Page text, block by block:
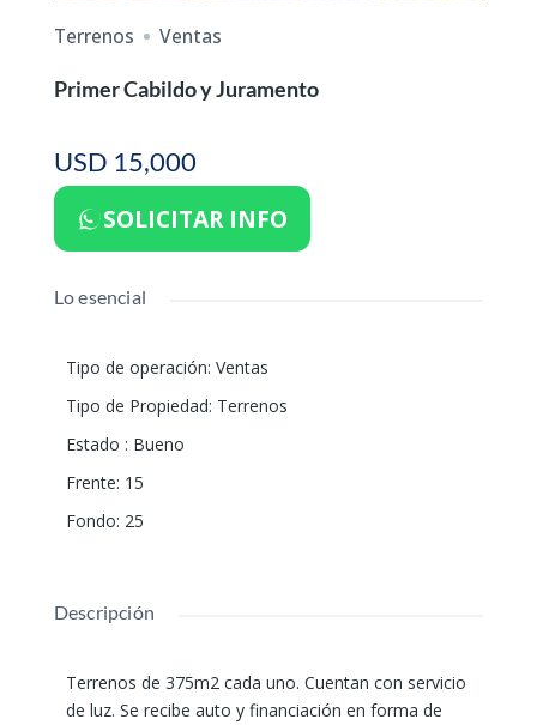
Terrenos
Ventas
Primer Cabildo y Juramento
USD 15,000
SOLICITAR INFO
Lo esencial
Tipo de operación: Ventas
Tipo de Propiedad: Terrenos
Estado : Bueno
Frente: 15
Fondo: 25
Descripción
Terrenos de 375m2 cada uno. Cuentan con servicio
de luz. Se recibe auto y financiación en forma de